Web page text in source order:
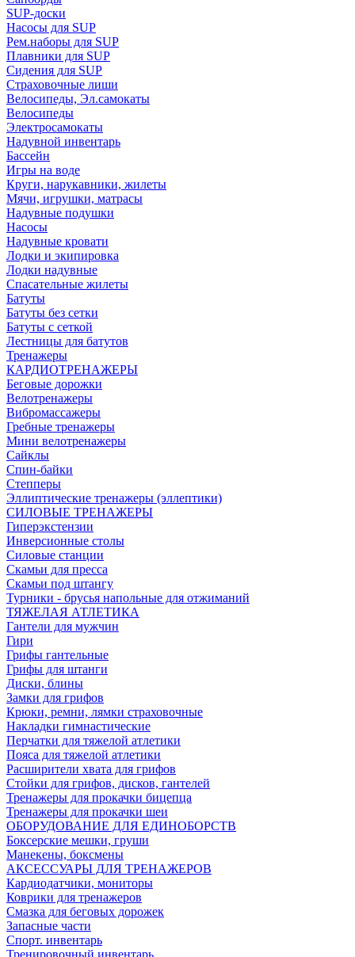
SUP-доски
Насосы для SUP
Рем.наборы для SUP
Плавники для SUP
Сидения для SUP
Страховочные лиши
Велосипеды, Эл.самокаты
Велосипеды
Электросамокаты
Надувной инвентарь
Бассейн
Игры на воде
Круги, нарукавники, жилеты
Мячи, игрушки, матрасы
Надувные подушки
Насосы
Надувные кровати
Лодки и экипировка
Лодки надувные
Спасательные жилеты
Батуты
Батуты без сетки
Батуты с сеткой
Лестницы для батутов
Тренажеры
КАРДИОТРЕНАЖЕРЫ
Беговые дорожки
Велотренажеры
Вибромассажеры
Гребные тренажеры
Мини велотренажеры
Сайклы
Спин-байки
Степперы
Эллиптические тренажеры (эллептики)
СИЛОВЫЕ ТРЕНАЖЕРЫ
Гиперэкстензии
Инверсионные столы
Силовые станции
Скамьи для пресса
Скамьи под штангу
Турники - брусья напольные для отжиманий
ТЯЖЕЛАЯ АТЛЕТИКА
Гантели для мужчин
Гири
Грифы гантельные
Грифы для штанги
Диски, блины
Замки для грифов
Крюки, ремни, лямки страховочные
Накладки гимнастические
Перчатки для тяжелой атлетики
Пояса для тяжелой атлетики
Расширители хвата для грифов
Стойки для грифов, дисков, гантелей
Тренажеры для прокачки бицепца
Тренажеры для прокачки шеи
ОБОРУДОВАНИЕ ДЛЯ ЕДИНОБОРСТВ
Боксерские мешки, груши
Манекены, боксмены
АКСЕССУАРЫ ДЛЯ ТРЕНАЖЕРОВ
Кардиодатчики, мониторы
Коврики для тренажеров
Смазка для беговых дорожек
Запасные части
Спорт. инвентарь
Тренировочный инвентарь